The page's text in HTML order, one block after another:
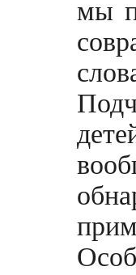
мы